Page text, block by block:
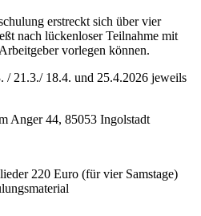
erstreckt sich über vier
nach lückenloser Teilnahme mit
vorlegen können.
/ 21.3./ 18.4. und 25.4.2026 jeweils
Anger 44, 85053 Ingolstadt
220 Euro (für vier Samstage)